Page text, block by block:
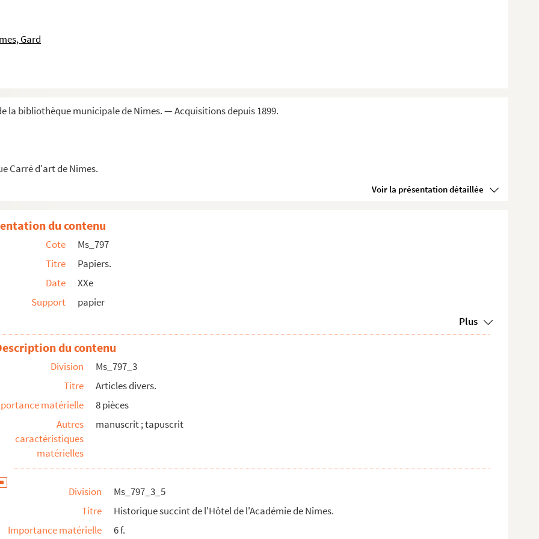
Gard
la bibliothèque municipale de Nîmes. — Acquisitions depuis 1899.
Carré d'art de Nîmes.
Voir la présentation détaillée
du Languedoc sous le règne de Louis XIII.
de Nîmes.
leurs conséquences.
de la région de programme Languedoc-Roussillon.
du contenu
Cote
Ms_797
Titre
Papiers.
Date
XXe
Support
papier
Plus
du contenu
Division
Ms_797_3
Titre
Articles divers.
matérielle
8 pièces
Autres
caractéristiques
matérielles
manuscrit ; tapuscrit
Division
Ms_797_3_5
Titre
Historique succint de l'Hôtel de l'Académie de Nîmes.
Importance matérielle
6 f.